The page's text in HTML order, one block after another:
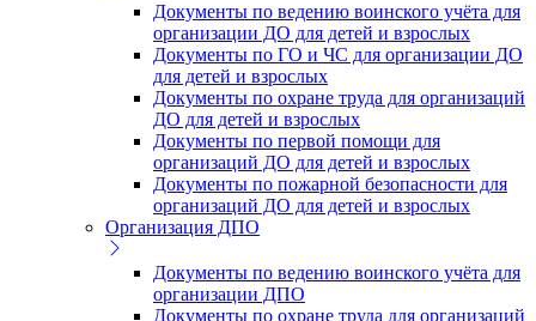
Документы по ведению воинского учёта для
организации ДО для детей и взрослых
Документы по ГО и ЧС для организации ДО
для детей и взрослых
Документы по охране труда для организаций
ДО для детей и взрослых
Документы по первой помощи для
организаций ДО для детей и взрослых
Документы по пожарной безопасности для
организаций ДО для детей и взрослых
Организация ДПО
Документы по ведению воинского учёта для
организации ДПО
Документы по охране труда для организаций